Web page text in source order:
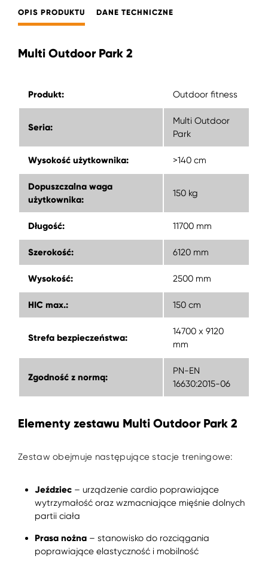
OPIS PRODUKTU DANE TECHNICZNE
Multi Outdoor Park 2
Produkt: Outdoor fitness
Seria:
Multi Outdoor
Park
Wysokość użytkownika: >140 cm
Dopuszczalna waga
użytkownika:
150 kg
Długość: 11700 mm
Szerokość: 6120 mm
Wysokość: 2500 mm
HIC max.: 150 cm
Strefa bezpieczeństwa:
14700 x 9120
mm
Zgodność z normą:
PN-EN
16630:2015-06
Elementy zestawu Multi Outdoor Park 2
Zestaw obejmuje następujące stacje treningowe:
Jeździec – urządzenie cardio poprawiające
wytrzymałość oraz wzmacniające mięśnie dolnych
partii ciała
Prasa nożna – stanowisko do rozciągania
poprawiające elastyczność i mobilność